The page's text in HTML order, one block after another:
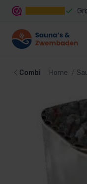
Combi Home